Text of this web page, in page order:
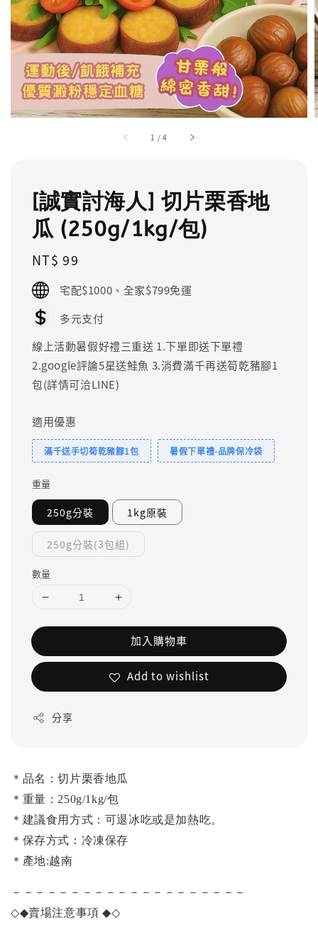
1 /4
[誠實討海人] 切片栗香地
瓜 (250g/1kg/包)
Regular
price
NT$ 99
宅配$1000、全家$799免運
多元支付
線上活動暑假好禮三重送 1.下單即送下單禮
2.google評論5星送鮭魚 3.消費滿千再送筍乾豬腳1
包(詳情可洽LINE)
適用優惠
滿千送手切筍乾豬腳1包 暑假下單禮-品牌保冷袋
重量
250g分裝 1kg原裝
250g分裝(3包組)
數量
加入購物車
Add to wishlist
分享
＊ 品名：切片栗香地瓜
＊重量：250g/1kg/包
＊建議食用方式：可退冰吃或是加熱吃。
＊保存方式：冷凍保存
＊產地:越南
－－－－－－－－－－－－－－－－－－－－
◇◆賣場注意事項◆◇